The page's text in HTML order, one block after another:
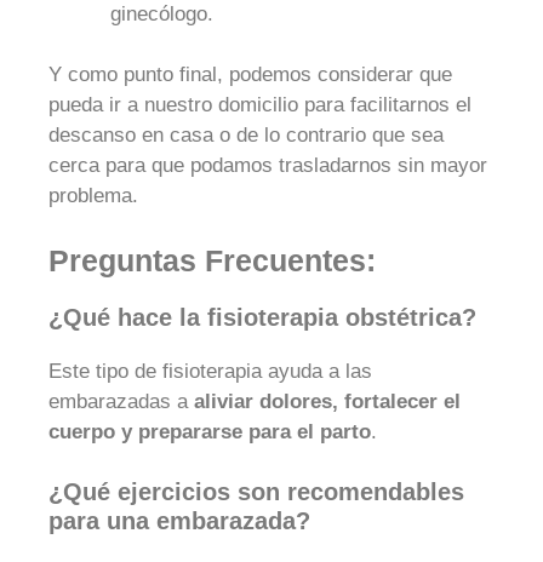
ginecólogo.
Y como punto final, podemos considerar que
pueda ir a nuestro domicilio para facilitarnos el
descanso en casa o de lo contrario que sea
cerca para que podamos trasladarnos sin mayor
problema.
Preguntas Frecuentes:
¿Qué hace la fisioterapia obstétrica?
Este tipo de fisioterapia ayuda a las
embarazadas a aliviar dolores, fortalecer el
cuerpo y prepararse para el parto.
¿Qué ejercicios son recomendables
para una embarazada?